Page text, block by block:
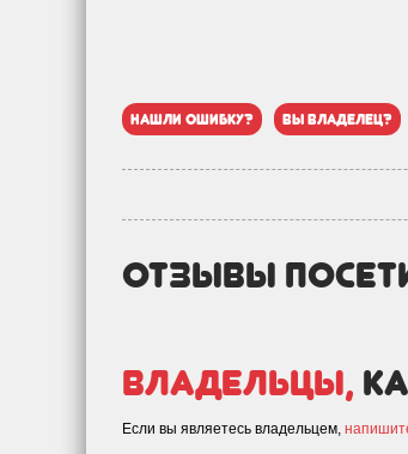
нашли ошибку? вы владелец?
отзывы
Владельцы,
Если вы являетесь владельцем,